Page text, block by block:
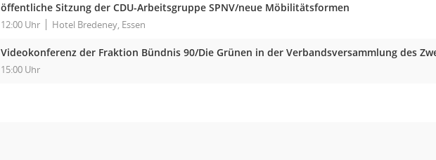
öffentliche Sitzung der CDU-Arbeitsgruppe SPNV/neue Möbilitätsformen
12:00 Uhr Hotel Bredeney, Essen
Videokonferenz der Fraktion Bündnis 90/Die Grünen in der Verbandsversammlung des
15:00 Uhr